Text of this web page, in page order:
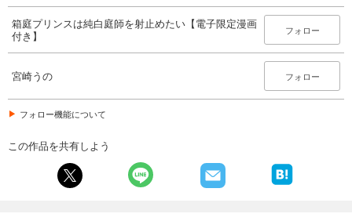
箱庭プリンスは純白庭師を射止めたい【電子限定漫画
付き】
フォロー
宮崎うの フォロー
フォロー機能について
この作品を共有しよう